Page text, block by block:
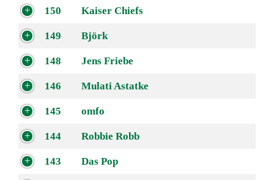
150 Kaiser Chiefs
149 Björk
148 Jens Friebe
146 Mulati Astatke
145 omfo
144 Robbie Robb
143 Das Pop